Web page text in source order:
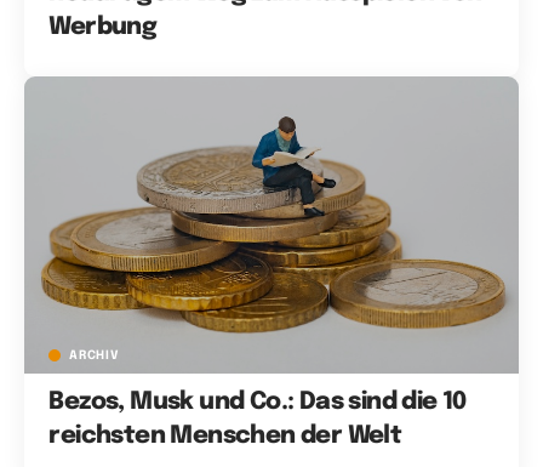
Werbung
ARCHIV
Bezos, Musk und Co.: Das sind die 10
reichsten Menschen der Welt